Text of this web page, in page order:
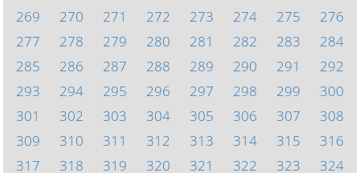
269
270 271 272 273 274 275
276
277
278 279 280 281 282 283
284
285
286 287 288 289 290 291
292
293
294 295 296 297 298 299
300
301
302 303 304 305 306 307
308
309
310 311 312 313 314 315
316
317
318 319 320 321 322 323
324